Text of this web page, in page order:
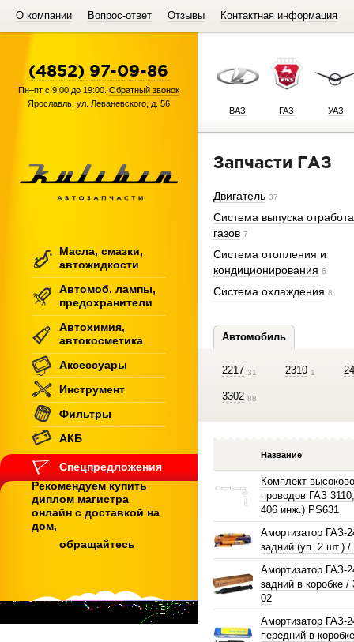
О компании Вопрос-ответ Отзывы Контактная информация
ВАЗ ГАЗ УАЗ
Запчасти ГАЗ
Двигатель 37
Система выпуска
газов 7
Система отопления и
кондиционирования 6
Система охлаждения 8
Автомобиль
2217 31 2310 1
3302 88
Название
Комплект
проводов ГАЗ
406 инж.) PS631
Амортизатор ГАЗ-
задний (уп. 2 шт.) /
Амортизатор ГАЗ-
задний в коробке /
02
Амортизатор ГАЗ-
передний в
(4852) 97-09-86
Пн–пт с 9:00 до 19:00. Обратный звонок
Ярославль ул. Леваневского, д. 56
Масла, смазки,
автожидкости
Автомоб. лампы,
предохранители
Автохимия,
автокосметика
Аксессуары
Инструмент
Фильтры
АКБ
Спецпредложения
Рекомендуем купить
диплом магистра
онлайн с доставкой на
дом,
обращайтесь